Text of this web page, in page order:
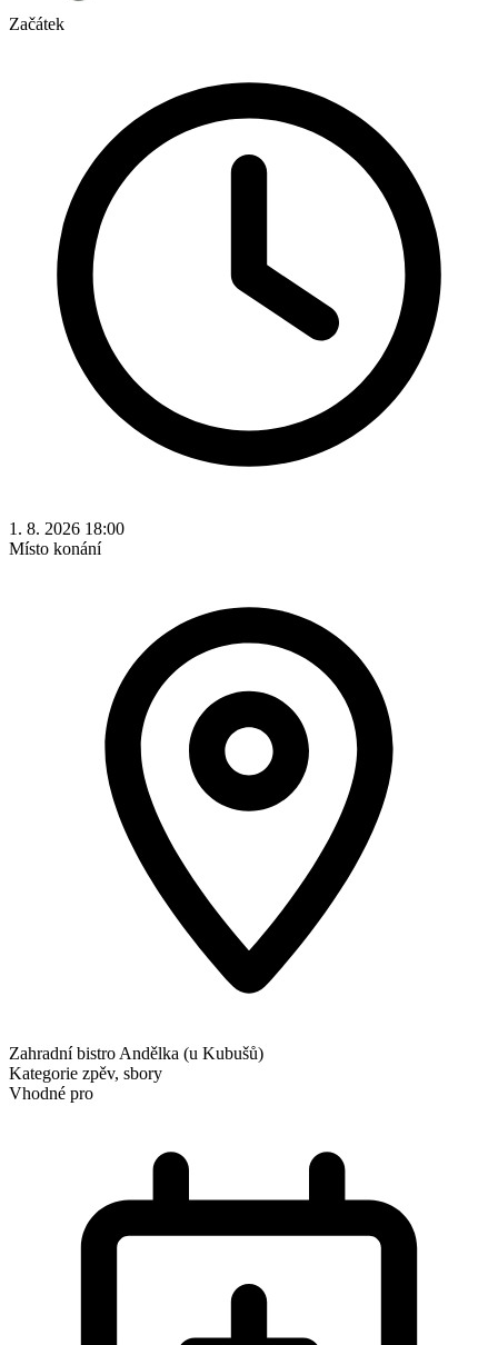
Začátek
1. 8. 2026 18:00
Místo konání
Zahradní bistro Andělka (u Kubušů)
Kategorie zpěv, sbory
Vhodné pro